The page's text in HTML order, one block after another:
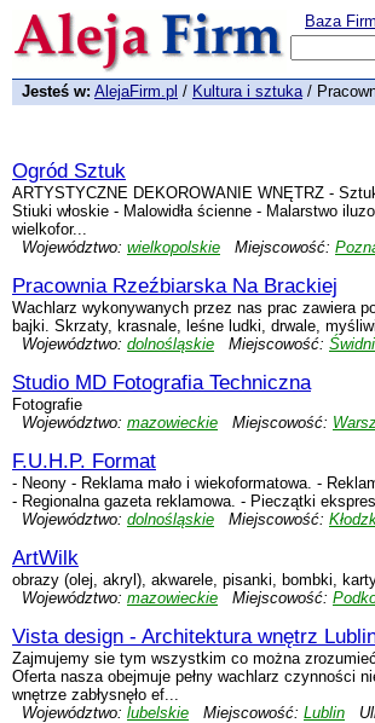
Baza Firm
Jesteś w: AlejaFirm.pl / Kultura i sztuka/
Ogród Sztuk
ARTYSTYCZNE DEKOROWANIE WNĘTRZ -
Stiuki włoskie - Malowidła ścienne - Malarstwo
wielkofor...
Województwo: wielkopolskie Miejscowość:
Pracownia Rzeźbiarska Na Brackiej
Wachlarz wykonywanych przez nas prac zawiera
bajki. Skrzaty, krasnale, leśne ludki, drwale,
Województwo: dolnośląskie Miejscowość:
Studio MD Fotografia Techniczna
Fotografie
Województwo: mazowieckie Miejscowość:
F.U.H.P. Format
- Neony - Reklama mało i wiekoformatowa. -
- Regionalna gazeta reklamowa. - Pieczątki
Województwo: dolnośląskie Miejscowość:
ArtWilk
obrazy (olej, akryl), akwarele, pisanki, bombki,
Województwo: mazowieckie Miejscowość:
Vista design - Architektura wnętrz
Zajmujemy sie tym wszystkim co można
Oferta nasza obejmuje pełny wachlarz czynności
wnętrze zabłysnęło ef...
Województwo: lubelskie Miejscowość: Lublin